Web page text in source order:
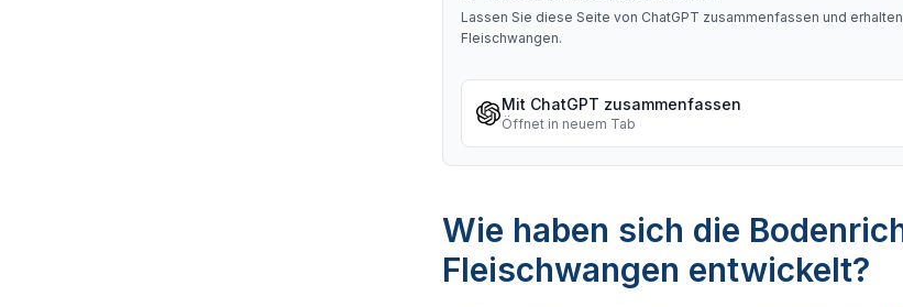
Lassen Sie diese Seite von ChatGPT zusammenfassen und
Fleischwangen.
Mit ChatGPT zusammenfassen
Öffnet in neuem Tab
Wie haben sich die
Fleischwangen entwickelt?